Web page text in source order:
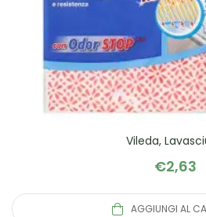
Vileda,
€2,63
AGGIUNGI AL